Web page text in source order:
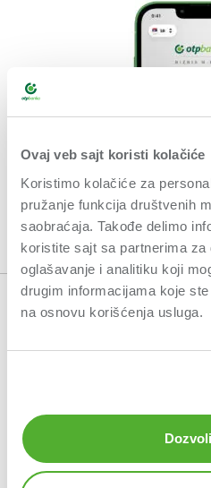
Ovaj veb sajt koristi kolačiće
Koristimo kolačiće za
pružanje funkcija društvenih
saobraćaja. Takođe delimo
koristite sajt sa partnerima za
oglašavanje i analitiku koji
drugim informacijama koje
na osnovu korišćenja usluga.
OPŠTI USLOVI POSLOVANJA
USLOVI KORIŠĆENJA
POLITIKA POŠTOVANJA SANKCIJA
INTERNET SIGURNOST